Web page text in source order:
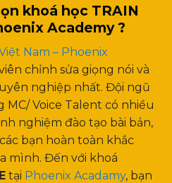
khoá học TRAIN
Academy ?
Nam – Phoenix
chỉnh sửa giọng nói và
nghiệp nhất. Đội ngũ
Voice Talent có nhiều
nghiệm đào tạo bài bản,
bạn hoàn toàn khắc
mình. Đến với khoá
tại Phoenix Acadamy, bạn